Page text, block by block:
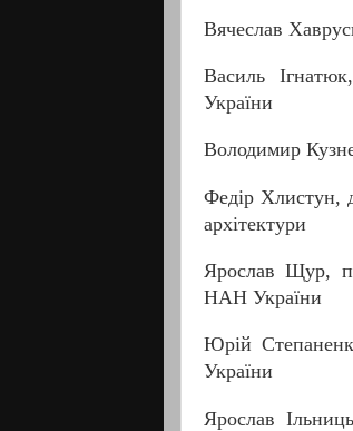
Вячеслав
Василь
України
Володимир
Федір Хлистун,
архітектури
Ярослав Щур,
НАН України
Юрій
України
Ярослав